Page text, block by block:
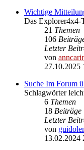
Wichtige
Das Explorer4x4-
21 Themen
106
Letzter
von
27.10.2025
Suche Im Forum
Schlagwörter
6 Themen
18 Beiträge
Letzter
von
13.02.2024